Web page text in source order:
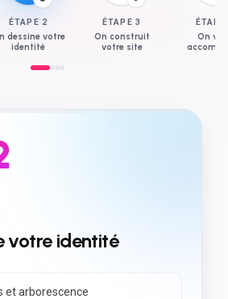
ÉTAPE 2
dessine votre
identité
ÉTAPE 3
On construit
votre site
ÉTAPE
On
💻
votre site
Core Web Vitals